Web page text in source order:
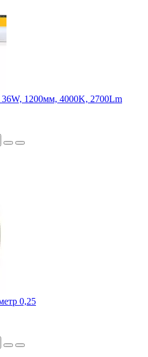
1200мм, 4000K, 2700Lm
0,25